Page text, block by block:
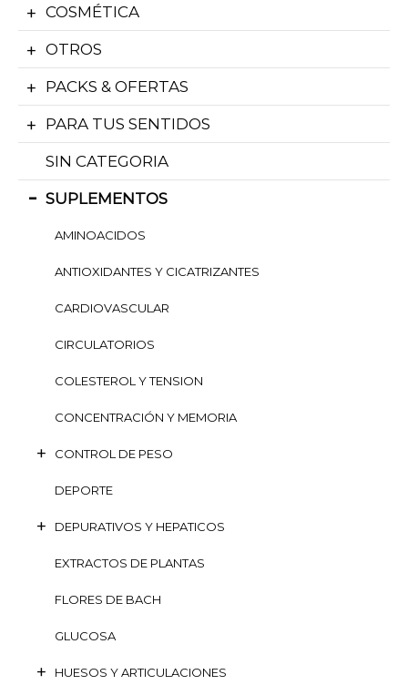
COSMÉTICA
OTROS
PACKS & OFERTAS
PARA TUS SENTIDOS
SIN CATEGORIA
SUPLEMENTOS
AMINOACIDOS
ANTIOXIDANTES Y CICATRIZANTES
CARDIOVASCULAR
CIRCULATORIOS
COLESTEROL Y TENSION
CONCENTRACIÓN Y MEMORIA
CONTROL DE PESO
DEPORTE
DEPURATIVOS Y HEPATICOS
EXTRACTOS DE PLANTAS
FLORES DE BACH
GLUCOSA
HUESOS Y ARTICULACIONES